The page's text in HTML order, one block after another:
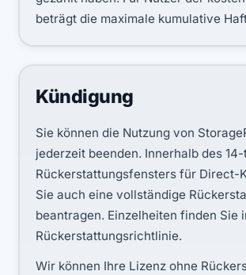
beträgt die maximale kumulative
Kündigung
Sie können die Nutzung von
jederzeit beenden. Innerhalb des
Rückerstattungsfensters für Direct-
Sie auch eine vollständige
beantragen. Einzelheiten finden Sie
Rückerstattungsrichtlinie.
Wir können Ihre Lizenz ohne